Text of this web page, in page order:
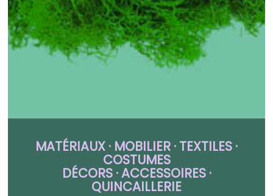
MATÉRIAUX · MOBILIER · TEXTILES ·
COSTUMES
DÉCORS ·ACCESSOIRES ·
QUINCAILLERIE